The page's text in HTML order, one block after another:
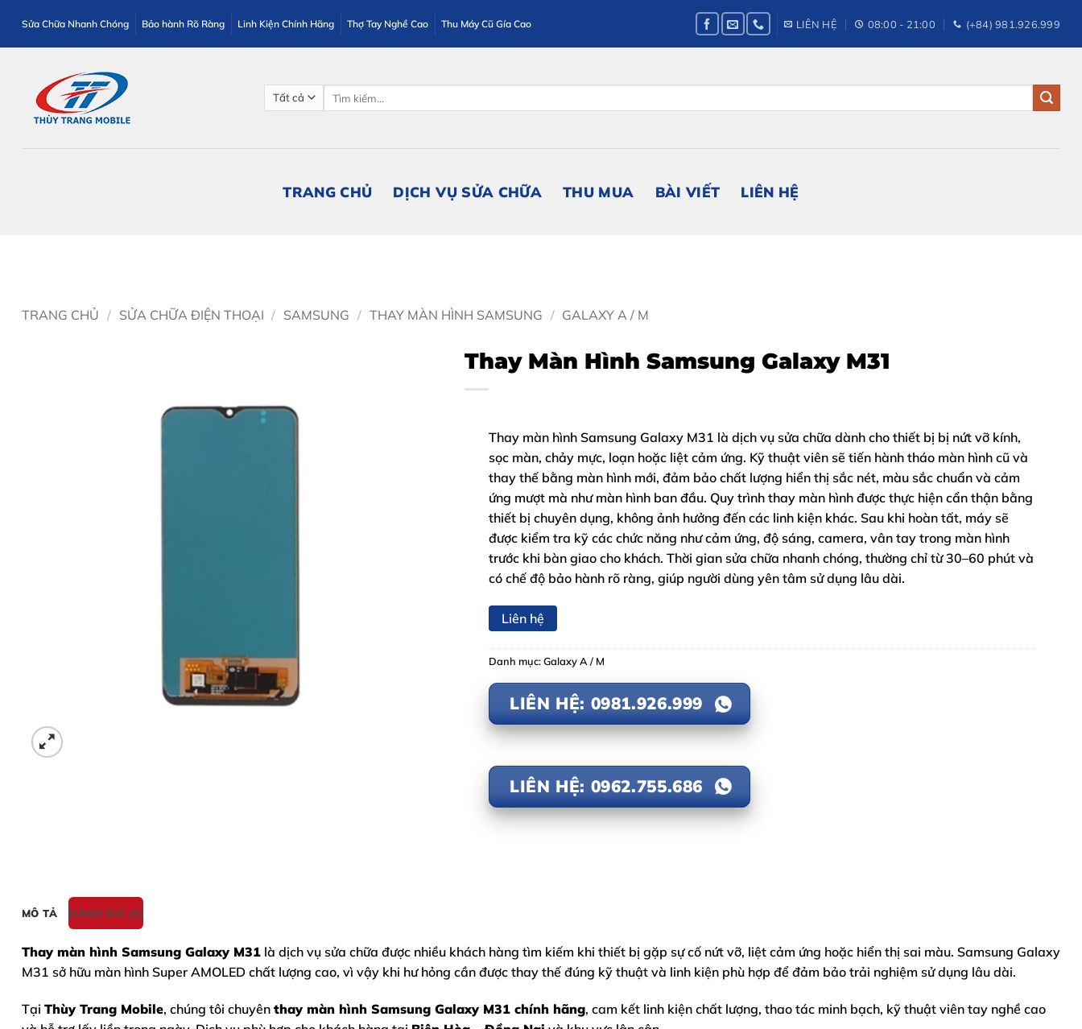
qua
nội
Sửa Chữa Nhanh Chóng Bảo hành Rõ Ràng Linh Kiện Chính Hãng Thợ Tay Nghề Cao Thu Máy Cũ Gía Cao LIÊN HỆ 08:00 - 21:00 (+84) 981.926.999
TRANG CHỦ DỊCH VỤ SỬA CHỮA THU MUA BÀI VIẾT LIÊN HỆ
TRANG CHỦ / SỬA CHỮA ĐIỆN THOẠI / SAMSUNG / THAY MÀN HÌNH SAMSUNG / GALAXY A / M
Thay Màn Hình Samsung Galaxy M31
Thay màn hình Samsung Galaxy M31 là dịch vụ sửa chữa dành cho thiết bị bị nứt vỡ kính,
sọc màn, chảy mực, loạn hoặc liệt cảm ứng. Kỹ thuật viên sẽ tiến hành tháo màn hình cũ và
thay thế bằng màn hình mới, đảm bảo chất lượng hiển thị sắc nét, màu sắc chuẩn và cảm
ứng mượt mà như màn hình ban đầu. Quy trình thay màn hình được thực hiện cẩn thận bằng
thiết bị chuyên dụng, không ảnh hưởng đến các linh kiện khác. Sau khi hoàn tất, máy sẽ
được kiểm tra kỹ các chức năng như cảm ứng, độ sáng, camera, vân tay trong màn hình
trước khi bàn giao cho khách. Thời gian sửa chữa nhanh chóng, thường chỉ từ 30–60 phút và
có chế độ bảo hành rõ ràng, giúp người dùng yên tâm sử dụng lâu dài.
Liên hệ
Danh mục:Galaxy A / M
LIÊN HỆ: 0981.926.999
LIÊN HỆ: 0962.755.686
MÔ TẢ ĐÁNH GIÁ (0)
Thay màn hình Samsung Galaxy M31 là dịch vụ sửa chữa được nhiều khách hàng tìm kiếm khi thiết bị gặp sự cố nứt vỡ, liệt cảm ứng hoặc hiển thị sai màu. Samsung Galaxy
M31 sở hữu màn hình Super AMOLED chất lượng cao, vì vậy khi hư hỏng cần được thay thế đúng kỹ thuật và linh kiện phù hợp để đảm bảo trải nghiệm sử dụng lâu dài.
Tại Thùy Trang Mobile, chúng tôi chuyên thay màn hình Samsung Galaxy M31 chính hãng, cam kết linh kiện chất lượng, thao tác minh bạch, kỹ thuật viên tay nghề cao